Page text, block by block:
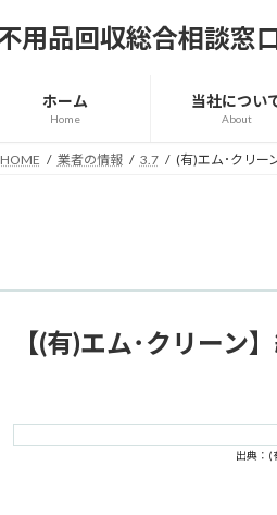
ホーム
Home
当社につい
About
HOME 業者の情報 3.7 (有)エム･クリー
【(有)エム･クリーン
出典：(